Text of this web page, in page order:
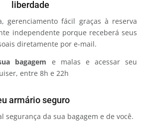
liberdade
gerenciamento fácil graças à reserva
independente porque receberá seus
diretamente por e-mail.
bagagem e malas e acessar seu
entre 8h e 22h
armário seguro
segurança da sua bagagem e de você.